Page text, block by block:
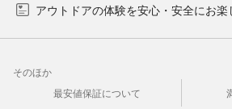
アウトドアの体験を安心・安全にお
そのほか
最安値保証について